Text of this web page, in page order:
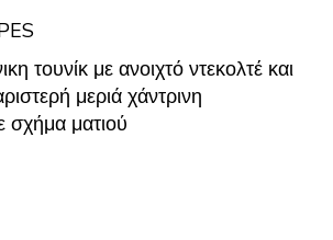
τουνίκ με ανοιχτό ντεκολτέ και
μεριά χάντρινη
σχήμα ματιού